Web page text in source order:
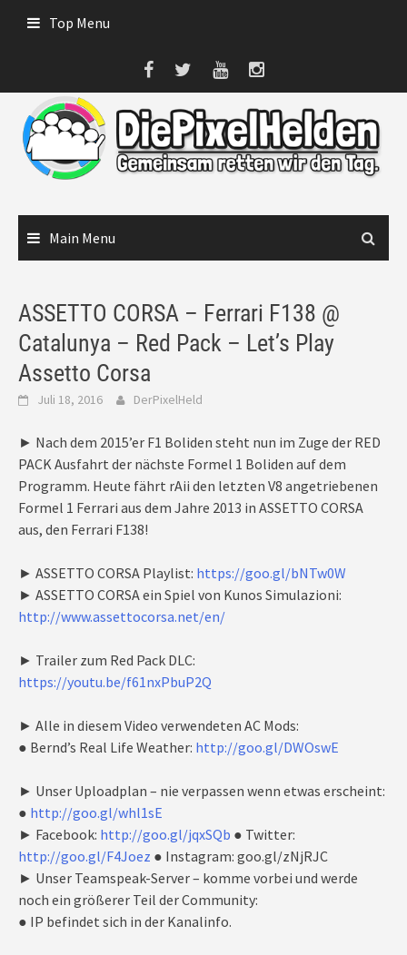
Top Menu
Main Menu
ASSETTO CORSA – Ferrari F138 @
Catalunya – Red Pack – Let’s Play
Assetto Corsa
Juli 18, 2016 DerPixelHeld
► Nach dem 2015’er F1 Boliden steht nun im Zuge der RED
PACK Ausfahrt der nächste Formel 1 Boliden auf dem
Programm. Heute fährt rAii den letzten V8 angetriebenen
Formel 1 Ferrari aus dem Jahre 2013 in ASSETTO CORSA
aus, den Ferrari F138!
► ASSETTO CORSA Playlist: https://goo.gl/bNTw0W
► ASSETTO CORSA ein Spiel von Kunos Simulazioni:
http://www.assettocorsa.net/en/
► Trailer zum Red Pack DLC:
https://youtu.be/f61nxPbuP2Q
► Alle in diesem Video verwendeten AC Mods:
● Bernd’s Real Life Weather: http://goo.gl/DWOswE
► Unser Uploadplan – nie verpassen wenn etwas erscheint:
● http://goo.gl/whl1sE
► Facebook: http://goo.gl/jqxSQb ● Twitter:
http://goo.gl/F4Joez ● Instagram: goo.gl/zNjRJC
► Unser Teamspeak-Server – komme vorbei und werde
noch ein größerer Teil der Community:
● IP befindet sich in der Kanalinfo.